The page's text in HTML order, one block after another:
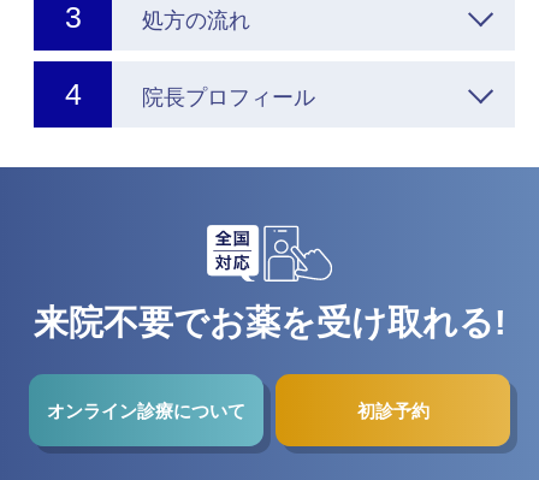
処方の流れ
院長プロフィール
来院不要でお薬を受け取れる!
オンライン診療について 初診予約